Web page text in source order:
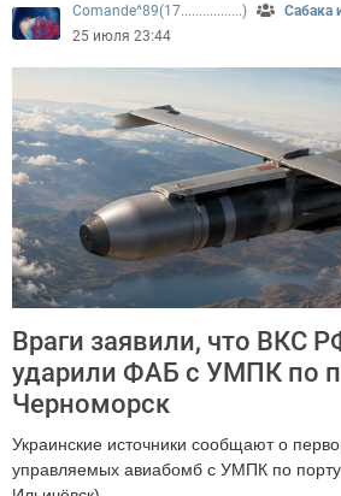
Comande^89(17.................)
Сабака
25 июля 23:44
Враги заявили, что ВКС
ударили ФАБ с УМПК по
Черноморск
Украинские источники сообщают о
управляемых авиабомб с УМПК по